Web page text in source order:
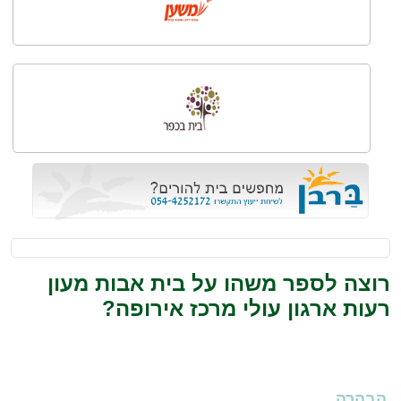
רוצה לספר משהו על בית אבות מעון
רעות ארגון עולי מרכז אירופה?